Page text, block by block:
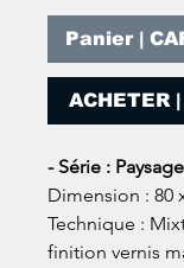
Panier |
ACHETER |
- Série :
Dimension : 80
Technique :
finition vernis